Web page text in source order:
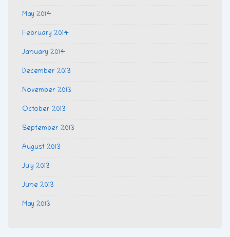
May 2014
February 2014
January 2014
December 2013
November 2013
October 2013
September 2013
August 2013
July 2013
June 2013
May 2013